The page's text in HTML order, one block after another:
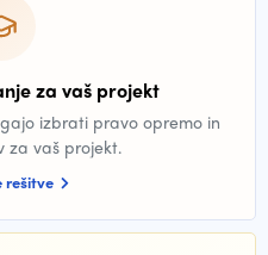
za vaš projekt
izbrati pravo opremo in
za vaš projekt.
rešitve